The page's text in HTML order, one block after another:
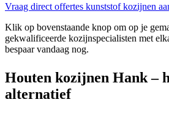
Vraag direct offertes kunststof kozijnen
Klik op bovenstaande knop om op je
gekwalificeerde kozijnspecialisten met
bespaar vandaag nog.
Houten kozijnen Hank –
alternatief